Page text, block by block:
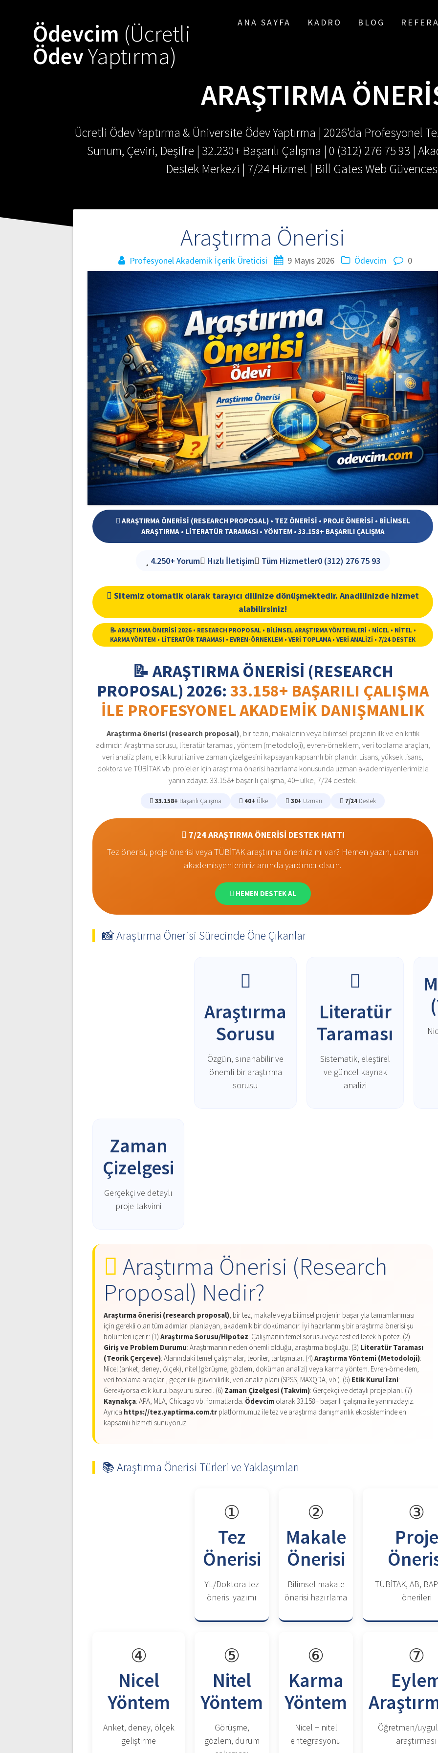
Ödevcim (Ücretli
ÖdevYaptırma)
ANA SAYFA KADRO BLOG
ARAŞTIRMA
Ücretli Ödev Yaptırma & Üniversite Ödev Yaptırma | 2026'da Profesyonel
Sunum, Çeviri, Deşifre | 32.230+ Başarılı Çalışma | 0 (312) 276 75 93 |
Destek Merkezi | 7/24 Hizmet | Bill Gates Web
Araştırma Önerisi
Profesyonel Akademik İçerik Üreticisi 9 Mayıs 2026 Ödevcim 0
ARAŞTIRMA ÖNERİSİ (RESEARCH PROPOSAL) • TEZ ÖNERİSİ • PROJE ÖNERİSİ • BİLİMSEL
ARAŞTIRMA • LİTERATÜR TARAMASI • YÖNTEM • 33.158+ BAŞARILI ÇALIŞMA
4.250+ Yorum Hızlı İletişim Tüm Hizmetler0 (312) 276 75 93
Sitemiz otomatik olarak tarayıcı dilinize dönüşmektedir. Anadilinizde hizmet
alabilirsiniz!
📝 ARAŞTIRMA ÖNERİSİ 2026 • RESEARCH PROPOSAL • BİLİMSEL ARAŞTIRMA YÖNTEMLERİ • NİCEL • NİTEL •
KARMA YÖNTEM • LİTERATÜR TARAMASI • EVREN-ÖRNEKLEM • VERİ TOPLAMA • VERİ ANALİZİ • 7/24 DESTEK
📝 ARAŞTIRMA ÖNERISI (RESEARCH
PROPOSAL) 2026:33.158+ BAŞARILI ÇALIŞMA
ILE PROFESYONEL AKADEMIK DANIŞMANLIK
Araştırma önerisi (research proposal) , bir tezin, makalenin veya bilimsel projenin ilk ve en kritik
adımıdır. Araştırma sorusu, literatür taraması, yöntem (metodoloji), evren-örneklem, veri toplama araçları,
veri analiz planı, etik kurul izni ve zaman çizelgesini kapsayan kapsamlı bir plandır. Lisans, yüksek lisans,
doktora ve TÜBİTAK vb. projeler için araştırma önerisi hazırlama konusunda uzman akademisyenlerimizle
yanınızdayız. 33.158+ başarılı çalışma, 40+ ülke, 7/24 destek.
33.158+ Başarılı Çalışma 40+ Ülke 30+ Uzman 7/24 Destek
7/24 ARAŞTIRMA ÖNERİSİ DESTEK HATTI
Tez önerisi, proje önerisi veya TÜBİTAK araştırma öneriniz mi var? Hemen yazın, uzman
akademisyenlerimiz anında yardımcı olsun.
HEMEN DESTEK AL
📸 Araştırma Önerisi Sürecinde Öne Çıkanlar
Araştırma
Sorusu
Özgün, sınanabilir ve
önemli bir araştırma
sorusu
Literatür
Taraması
Sistematik, eleştirel
ve güncel kaynak
analizi
Zaman
Çizelgesi
Gerçekçi ve detaylı
proje takvimi
Araştırma Önerisi (Research
Proposal) Nedir?
Araştırma önerisi (research proposal), bir tez, makale veya bilimsel projenin başarıyla tamamlanması
için gerekli olan tüm adımları planlayan, akademik bir dokümandır. İyi hazırlanmış bir araştırma önerisi şu
bölümleri içerir: (1)Araştırma Sorusu/Hipotez: Çalışmanın temel sorusu veya test edilecek hipotez. (2)
Giriş ve Problem Durumu: Araştırmanın neden önemli olduğu, araştırma boşluğu. (3) Literatür Taraması
(Teorik Çerçeve): Alanındaki temel çalışmalar, teoriler, tartışmalar. (4)Araştırma Yöntemi (Metodoloji):
Nicel (anket, deney, ölçek), nitel (görüşme, gözlem, doküman analizi) veya karma yöntem. Evren-örneklem,
veri toplama araçları, geçerlilik-güvenilirlik, veri analiz planı (SPSS, MAXQDA, vb.). (5) Etik Kurul İzni:
Gerekiyorsa etik kurul başvuru süreci. (6) Zaman Çizelgesi (Takvim): Gerçekçi ve detaylı proje planı. (7)
Kaynakça: APA, MLA, Chicago vb. formatlarda. Ödevcim olarak 33.158+ başarılı çalışma ile yanınızdayız.
Ayrıca https://tez.yaptirma.com.tr platformumuz ile tez ve araştırma danışmanlık ekosisteminde en
kapsamlı hizmeti sunuyoruz.
📚 Araştırma Önerisi Türleri ve Yaklaşımları
①
Tez
Önerisi
YL/Doktora tez
önerisi yazımı
②
Makale
Önerisi
Bilimsel makale
önerisi hazırlama
③
Proje
TÜBİTAK, AB,
önerileri
④
Nicel
Yöntem
Anket, deney, ölçek
geliştirme
⑤
Nitel
Yöntem
Görüşme,
gözlem, durum
⑥
Karma
Yöntem
Nicel + nitel
entegrasyonu
⑦
Öğretmen/
araştırması